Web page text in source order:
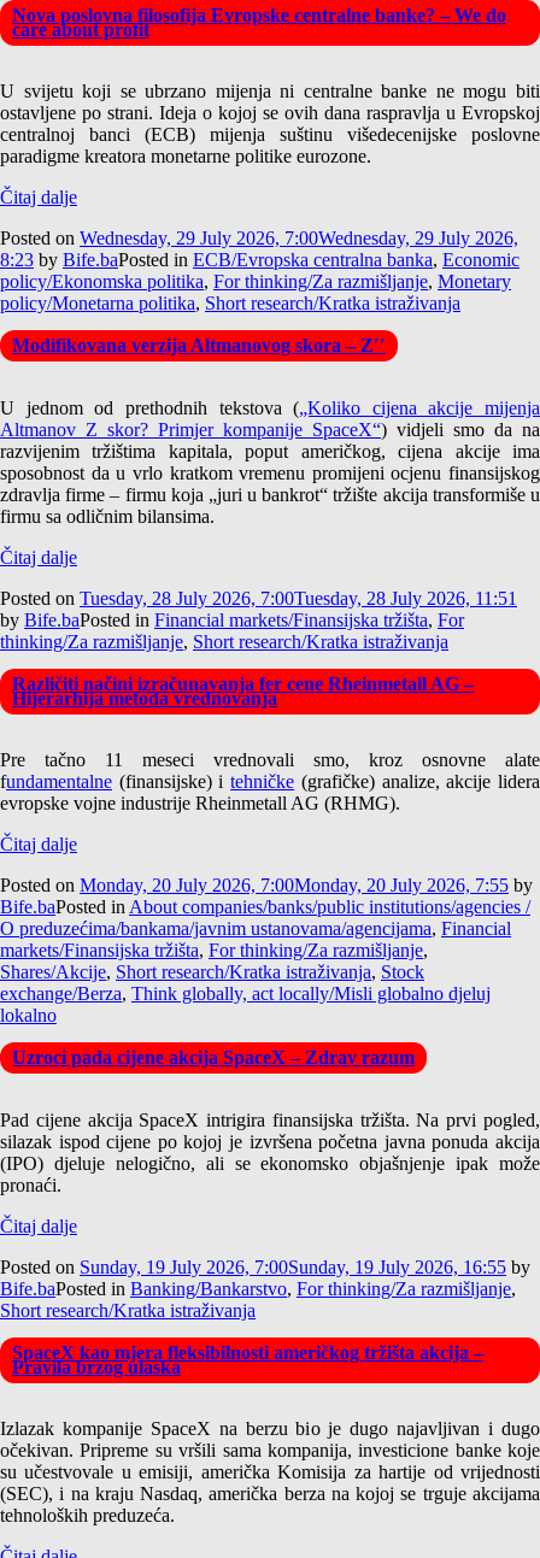
Nova poslovna filosofija Evropske centralne banke? – We do
care about profit
U svijetu koji se ubrzano mijenja ni centralne banke ne mogu biti
ostavljene po strani. Ideja o kojoj se ovih dana raspravlja u Evropskoj
centralnoj banci (ECB) mijenja suštinu višedecenijske poslovne
paradigme kreatora monetarne politike eurozone.
Čitaj dalje
Posted on Wednesday, 29 July 2026, 7:00Wednesday, 29 July 2026,
8:23 by Bife.baPosted in ECB/Evropska centralna banka, Economic
policy/Ekonomska politika, For thinking/Za razmišljanje, Monetary
policy/Monetarna politika, Short research/Kratka istraživanja
Modifikovana verzija Altmanovog skora – Z′′
U jednom od prethodnih tekstova („Koliko cijena akcije mijenja
Altmanov Z skor? Primjer kompanije SpaceX“) vidjeli smo da na
razvijenim tržištima kapitala, poput američkog, cijena akcije ima
sposobnost da u vrlo kratkom vremenu promijeni ocjenu finansijskog
zdravlja firme – firmu koja „juri u bankrot“ tržište akcija transformiše u
firmu sa odličnim bilansima.
Čitaj dalje
Posted on Tuesday, 28 July 2026, 7:00Tuesday, 28 July 2026, 11:51
by Bife.baPosted in Financial markets/Finansijska tržišta, For
thinking/Za razmišljanje, Short research/Kratka istraživanja
Različiti načini izračunavanja fer cene Rheinmetall AG –
Hijerarhija metoda vrednovanja
Pre tačno 11 meseci vrednovali smo, kroz osnovne alate
fundamentalne (finansijske) itehničke (grafičke) analize, akcije lidera
evropske vojne industrije Rheinmetall AG (RHMG).
Čitaj dalje
Posted on Monday, 20 July 2026, 7:00Monday, 20 July 2026, 7:55 by
Bife.baPosted in About companies/banks/public institutions/agencies /
O preduzećima/bankama/javnim ustanovama/agencijama, Financial
markets/Finansijska tržišta, For thinking/Za razmišljanje,
Shares/Akcije, Short research/Kratka istraživanja, Stock
exchange/Berza, Think globally, act locally/Misli globalno djeluj
lokalno
Uzroci pada cijene akcija SpaceX – Zdrav razum
Pad cijene akcija SpaceX intrigira finansijska tržišta. Na prvi pogled,
silazak ispod cijene po kojoj je izvršena početna javna ponuda akcija
(IPO) djeluje nelogično, ali se ekonomsko objašnjenje ipak može
pronaći.
Čitaj dalje
Posted on Sunday, 19 July 2026, 7:00Sunday, 19 July 2026, 16:55 by
Bife.baPosted in Banking/Bankarstvo, For thinking/Za razmišljanje,
Short research/Kratka istraživanja
SpaceX kao mjera fleksibilnosti američkog tržišta akcija –
Pravila brzog ulaska
Izlazak kompanije SpaceX na berzu bio je dugo najavljivan i dugo
očekivan. Pripreme su vršili sama kompanija, investicione banke koje
su učestvovale u emisiji, američka Komisija za hartije od vrijednosti
(SEC), i na kraju Nasdaq, američka berza na kojoj se trguje akcijama
tehnoloških preduzeća.